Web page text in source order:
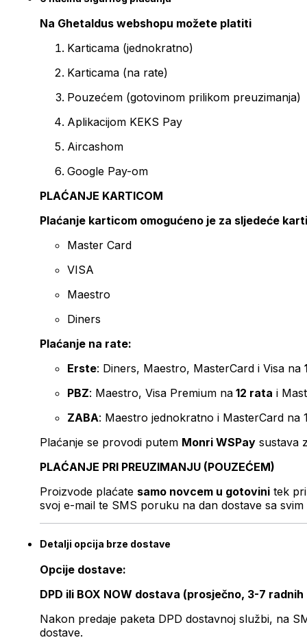
Na Ghetaldus webshopu možete platiti
Karticama (jednokratno)
Karticama (na rate)
Pouzećem (gotovinom prilikom preuzimanja)
Aplikacijom KEKS Pay
Aircashom
Google Pay-om
PLAĆANJE KARTICOM
Plaćanje karticom omogućeno je za sljedeće
Master Card
VISA
Maestro
Diners
Plaćanje na rate:
Erste: Diners, Maestro, MasterCard i Visa na
PBZ: Maestro, Visa Premium na 12 rata i
ZABA: Maestro jednokratno i MasterCard na
Plaćanje se provodi putem Monri WSPay sustava
PLAĆANJE PRI PREUZIMANJU (POUZEĆEM)
Proizvode plaćate samo novcem u gotovini tek
svoj e-mail te SMS poruku na dan dostave sa svim
Detalji opcija brze dostave
Opcije dostave:
DPD ili BOX NOW dostava (prosječno, 3-7 radnih
Nakon predaje paketa DPD dostavnoj službi, na
dostave.